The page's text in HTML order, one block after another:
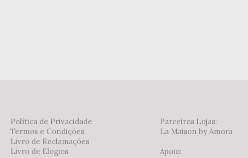
Política de Privacidade
Termos e Condições
Livro de Reclamações
Livro de Elogios
Parceiros Lojas:
La Maison by Amora
Apoio: